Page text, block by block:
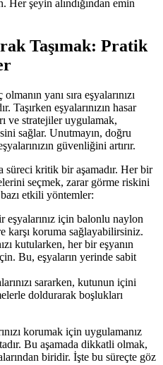
Her şeyin alındığından emin
Taşımak: Pratik
yanı sıra eşyalarınızı
Taşırken eşyalarınızın hasar
ve stratejiler uygulamak,
sağlar. Unutmayın, doğru
güvenliğini artırır.
süreci kritik bir aşamadır. Her bir
seçmek, zarar görme riskini
etkili yöntemler:
eşyalarınız için balonlu naylon
karşı koruma sağlayabilirsiniz.
kutularken, her bir eşyanın
Bu, eşyaların yerinde sabit
sararken, kutunun içini
doldurarak boşlukları
korumak için uygulamanız
Bu aşamada dikkatli olmak,
biridir. İşte bu süreçte göz